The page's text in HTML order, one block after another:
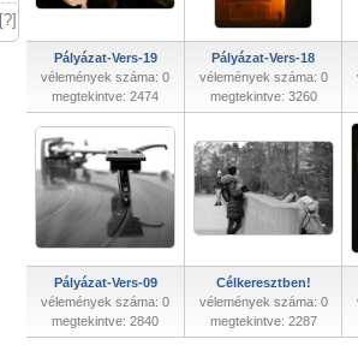
[?]
Pályázat-Vers-19
vélemények száma: 0
megtekintve: 2474
Pályázat-Vers-18
vélemények száma: 0
megtekintve: 3260
Pályázat-Vers-09
vélemények száma: 0
megtekintve: 2840
Célkeresztben!
vélemények száma: 0
megtekintve: 2287